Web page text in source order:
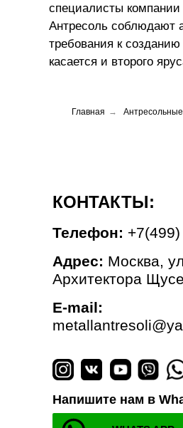
специалисты
Антресоль соблюдают
требования к
касается и второго
Главная →
Телефон:
КОНТАКТЫ:
Адрес: Москва,
Архитектора
E-mail:
Напишите нам в